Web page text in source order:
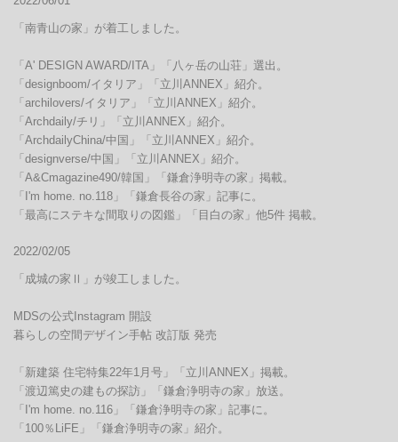
「南青山の家」が着工しました。
「A' DESIGN AWARD/ITA」「八ヶ岳の山荘」選出。
「designboom/イタリア」「立川ANNEX」紹介。
「archilovers/イタリア」「立川ANNEX」紹介。
「Archdaily/チリ」「立川ANNEX」紹介。
「ArchdailyChina/中国」「立川ANNEX」紹介。
「designverse/中国」「立川ANNEX」紹介。
「A&Cmagazine490/韓国」「鎌倉浄明寺の家」掲載。
「I'm home. no.118」「鎌倉長谷の家」記事に。
「最高にステキな間取りの図鑑」「目白の家」他5件 掲載。
2022/02/05
「成城の家Ⅱ」が竣工しました。
MDSの公式Instagram 開設
暮らしの空間デザイン手帖 改訂版 発売
「新建築 住宅特集22年1月号」「立川ANNEX」掲載。
「渡辺篤史の建もの探訪」「鎌倉浄明寺の家」放送。
「I'm home. no.116」「鎌倉浄明寺の家」記事に。
「100％LiFE」「鎌倉浄明寺の家」紹介。